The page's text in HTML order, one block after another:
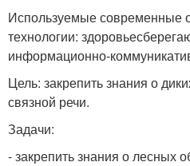
Используемые современные
технологии:
информационно-
Цель: закрепить знания о
связной речи.
Задачи:
- закрепить знания о лесных